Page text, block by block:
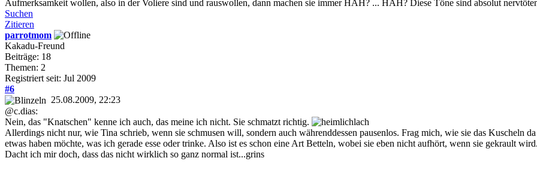
Aufmerksamkeit wollen, also in der Voliere sind und rauswollen, dann machen sie immer HÄH? ... HÄH? Diese Töne sind absolut
Suchen
Zitieren
parrotmom
Kakadu-Freund
Beiträge: 18
Themen: 2
Registriert seit: Jul 2009
#6
25.08.2009, 22:23
@c.dias:
Nein, das "Knatschen" kenne ich auch, das meine ich nicht. Sie schmatzt richtig.
Allerdings nicht nur, wie Tina schrieb, wenn sie schmusen will, sondern auch währenddessen pausenlos. Frag mich, wie sie das Kuscheln
etwas haben möchte, was ich gerade esse oder trinke. Also ist es schon eine Art Betteln, wobei sie eben nicht aufhört, wenn sie gekrault wird.
Dacht ich mir doch, dass das nicht wirklich so ganz normal ist...grins